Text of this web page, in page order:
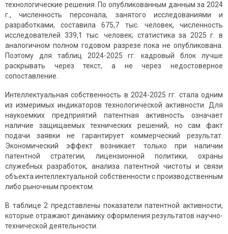
технологические решения. По опубликованным данным за 2024
г., численность персонала, занятого исследованиями и
разработками, составила 675,7 тыс. человек, численность
исследователей 339,1 тыс. человек; статистика за 2025 г. в
аналогичном полном годовом разрезе пока не опубликована.
Поэтому для таблиц 2024-2025 гг. кадровый блок лучше
раскрывать через текст, а не через недостоверное
сопоставление.
Интеллектуальная собственность в 2024-2025 гг. стала одним
из измеримых индикаторов технологической активности. Для
наукоемких предприятий патентная активность означает
наличие защищаемых технических решений, но сам факт
подачи заявки не гарантирует коммерческий результат.
Экономический эффект возникает только при наличии
патентной стратегии, лицензионной политики, охраны
служебных разработок, анализа патентной чистоты и связи
объекта интеллектуальной собственности с производственным
либо рыночным проектом.
В таблице 2 представлены показатели патентной активности,
которые отражают динамику оформления результатов научно-
технической деятельности.